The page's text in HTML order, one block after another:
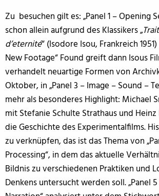
Zu besuchen gilt es: „Panel 1 – Opening
schon allein aufgrund des Klassikers „
d’eternité“ (Isodore Isou, Frankreich
New Footage“ Found greift dann Isous
verhandelt neuartige Formen von
Oktober, in „Panel 3 – Image – Sound –
mehr als besonderes Highlight: Michael
mit Stefanie Schulte Strathaus und
die Geschichte des Experimentalfilms.
zu verknüpfen, das ist das Thema von
Processing“, in dem das aktuelle
Bildnis zu verschiedenen Praktiken und
Denkens untersucht werden soll. „Panel